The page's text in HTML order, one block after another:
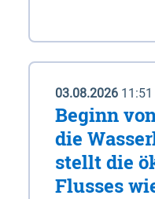
03.08.2026 11:51
Beginn
die
stellt die
Flusses